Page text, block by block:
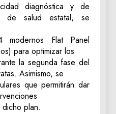
diagnóstica y de
de salud estatal, se
Flat Panel
para optimizar los
la segunda fase del
Asimismo, se
que permitirán dar
plan.